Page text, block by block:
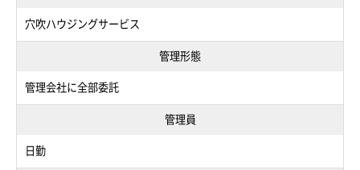
穴吹ハウジングサービス
管理形態
管理会社に全部委託
管理員
日勤